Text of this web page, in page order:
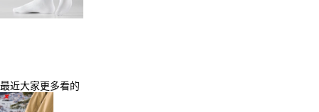
最近大家更多看的